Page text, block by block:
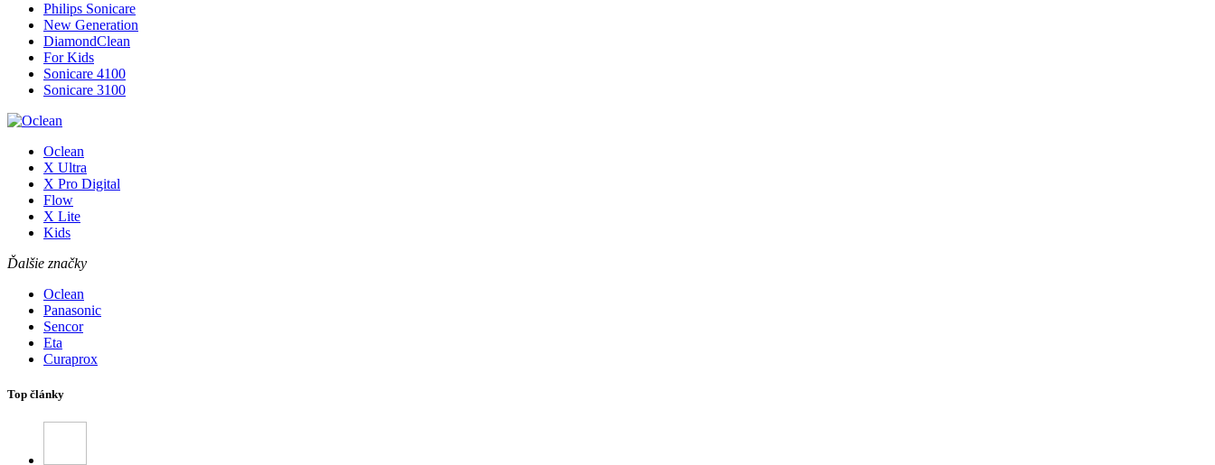
Philips Sonicare
New Generation
DiamondClean
For Kids
Sonicare 4100
Sonicare 3100
Oclean
X Ultra
X Pro Digital
Flow
X Lite
Kids
Ďalšie značky
Oclean
Panasonic
Sencor
Eta
Curaprox
Top články